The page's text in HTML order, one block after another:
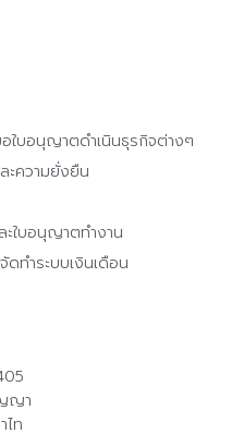
ใบอนุญาตดำเนินธุรกิจต่างๆ
ะความยั่งยืน
ะใบอนุญาตทำงาน
ทำระบบเงินเดือน
ญา
ท